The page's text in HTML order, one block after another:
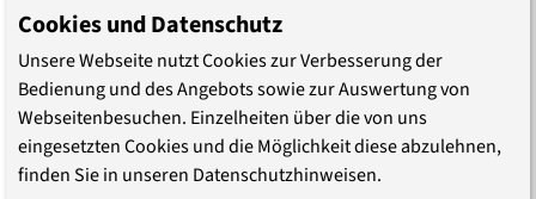
welche Aktivitäten für andere Geflüchtete hier in
Deutschland interessant sein könnten.“
In diesem ersten Schritt sei es ihr in allererster Linie
darum gegangen, zuzuhören und zu verstehen, was
junge Menschen mit Fluchterfahrung bewegt und
Cookies und Datenschutz
Unsere Webseite nutzt Cookies zur Verbesserung der
Bedienung und des Angebots sowie zur Auswertung von
Webseitenbesuchen. Einzelheiten über die von uns
eingesetzten Cookies und die Möglichkeit diese abzulehnen,
finden Sie in unseren Datenschutzhinweisen.